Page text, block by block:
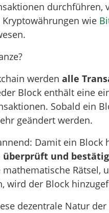
durchführen,
Kryptowährungen wie
werdenalle
Block enthält eine
Sobald ein
geändert werden.
Damit ein
überprüft und
Rätsel,
wird der Block
dezentrale Natur